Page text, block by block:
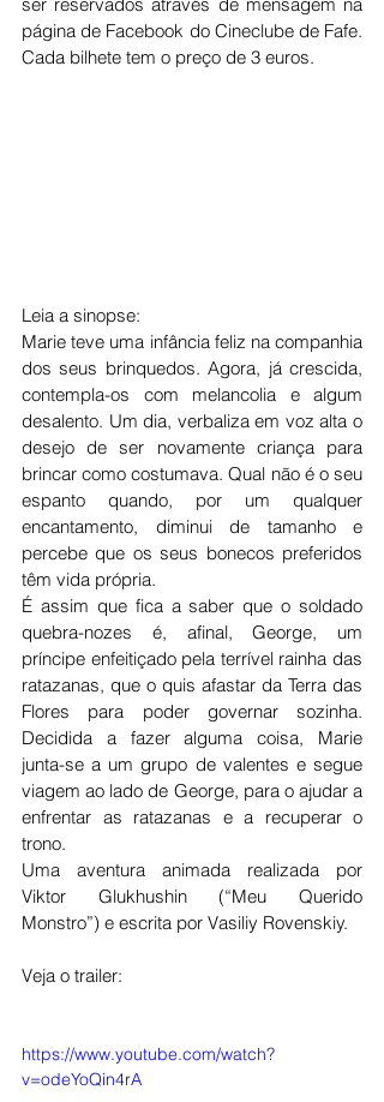
página de Facebook do Cineclube de Fafe.
Cada bilhete tem o preço de 3 euros.
Leia a sinopse:
Marie teve uma infância feliz na companhia
dos seus brinquedos. Agora, já crescida,
contempla-os com melancolia e algum
desalento. Um dia, verbaliza em voz alta o
desejo de ser novamente criança para
brincar como costumava. Qual não é o seu
espanto quando, por um qualquer
encantamento, diminui de tamanho e
percebe que os seus bonecos preferidos
têm vida própria.
É assim que fica a saber que o soldado
quebra-nozes é, afinal, George, um
príncipe enfeitiçado pela terrível rainha das
ratazanas, que o quis afastar da Terra das
Flores para poder governar sozinha.
Decidida a fazer alguma coisa, Marie
junta-se a um grupo de valentes e segue
viagem ao lado de George, para o ajudar a
enfrentar as ratazanas e a recuperar o
trono.
Uma aventura animada realizada por
Viktor Glukhushin (“Meu Querido
Monstro”) e escrita por Vasiliy Rovenskiy.
Veja o trailer:
https://www.youtube.com/watch?
v=odeYoQin4rA